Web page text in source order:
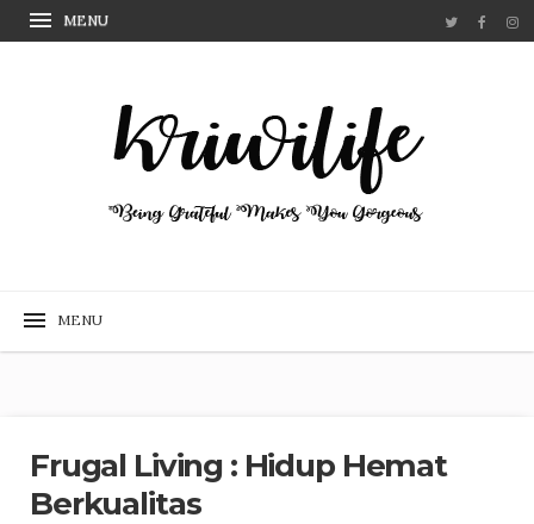
Frugal Living : Hidup Hemat
Berkualitas